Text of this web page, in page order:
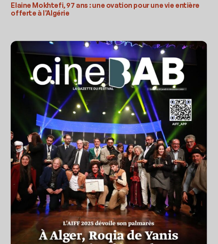
Elaine Mokhtefi, 97 ans : une ovation pour une vie entière
offerte à l’Algérie